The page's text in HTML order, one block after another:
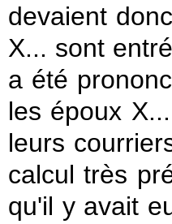
devaient
X... sont
a été
les époux
leurs
calcul très
qu'il y avait